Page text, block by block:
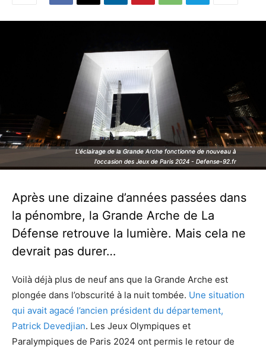
L'éclairage de la Grande Arche fonctionne de nouveau à
l'occasion des Jeux de Paris 2024 - Defense-92.fr
L'éclairage de la Grande Arche fonctionne de nouveau à
l'occasion des Jeux de Paris 2024 - Defense-92.fr
Après une dizaine d’années passées dans
la pénombre, la Grande Arche de La
Défense retrouve la lumière. Mais cela ne
devrait pas durer…
Voilà déjà plus de neuf ans que la Grande Arche est
plongée dans l’obscurité à la nuit tombée. Une situation
qui avait agacé l’ancien président du département,
Patrick Devedjian. Les Jeux Olympiques et
Paralympiques de Paris 2024 ont permis le retour de